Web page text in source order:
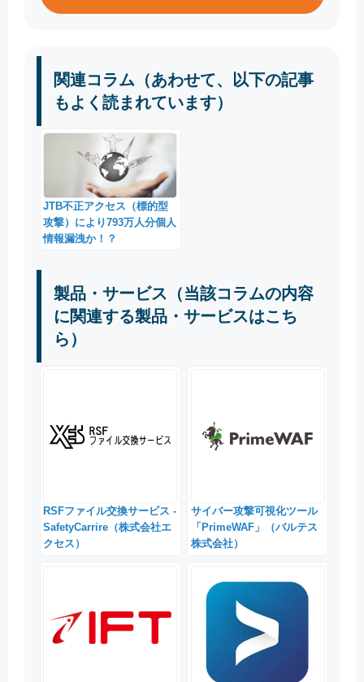
関連コラム（あわせて、以下の記事
もよく読まれています）
JTB不正アクセス（標的型
攻撃）により793万人分個人
情報漏洩か！？
製品・サービス（当該コラムの内容
に関連する製品・サービスはこち
ら）
RSFファイル交換サービス -
SafetyCarrire（株式会社エ
クセス）
サイバー攻撃可視化ツール
「PrimeWAF」（バルテス
株式会社）